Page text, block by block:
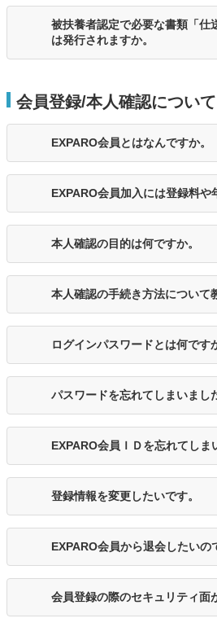
被扶養者認定で必要な書類「仕
は発行されますか。
会員登録/本人確認について
EXPARO会員とはなんですか。
EXPARO会員加入には登録料や
本人確認の目的は何ですか。
本人確認の手続き方法について
ログインパスワードとは何です
パスワードを忘れてしまいまし
EXPARO会員ＩＤを忘れてしま
登録情報を変更したいです。
EXPARO会員から退会したいの
会員登録の際のセキュリティ面